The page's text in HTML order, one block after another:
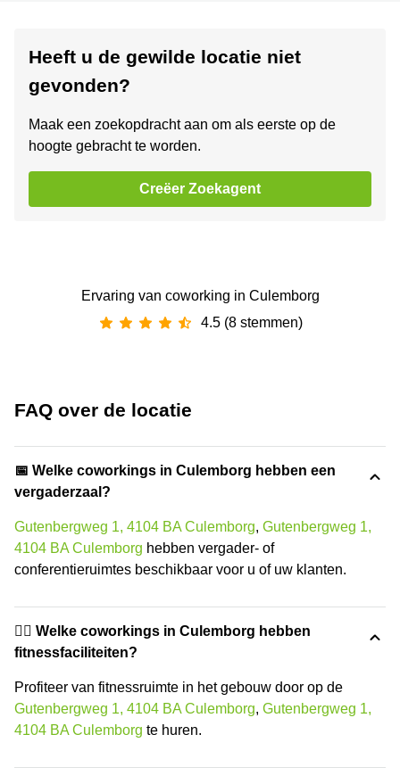
Heeft u de gewilde locatie niet
gevonden?
Maak een zoekopdracht aan om als eerste op de
hoogte gebracht te worden.
Creëer Zoekagent
Ervaring van ‪coworking‬ in Culemborg
4.5 (8 stemmen)
FAQ over de locatie
📅 Welke coworkings in Culemborg hebben een
vergaderzaal?
Gutenbergweg 1, 4104 BA Culemborg, Gutenbergweg 1,
4104 BA Culemborg hebben vergader- of
conferentieruimtes beschikbaar voor u of uw klanten.
🏋️‍♂️ Welke coworkings in Culemborg hebben
fitnessfaciliteiten?
Profiteer van fitnessruimte in het gebouw door op de
Gutenbergweg 1, 4104 BA Culemborg, Gutenbergweg 1,
4104 BA Culemborg te huren.